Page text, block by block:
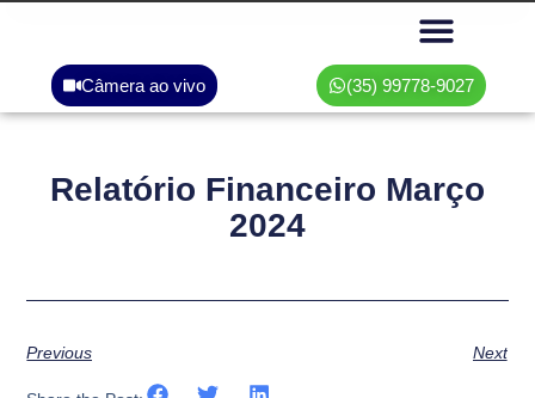
Câmera ao vivo (35) 99778-9027
Relatório Financeiro Março
2024
Previous Next